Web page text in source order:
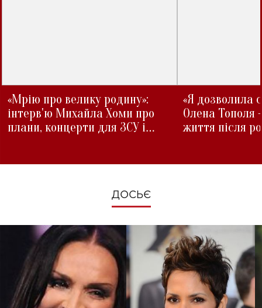
«Мрію про велику родину»:
інтерв'ю Михайла Хоми про
плани, концерти для ЗСУ і
«Я дозволила
Олена Тополя
життя після
ДОСЬЄ